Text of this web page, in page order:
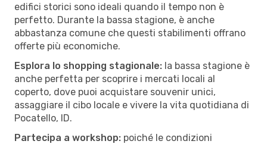
edifici storici sono ideali quando il tempo non è
perfetto. Durante la bassa stagione, è anche
abbastanza comune che questi stabilimenti offrano
offerte più economiche.
Esplora lo shopping stagionale: la bassa stagione è
anche perfetta per scoprire i mercati locali al
coperto, dove puoi acquistare souvenir unici,
assaggiare il cibo locale e vivere la vita quotidiana di
Pocatello, ID.
Partecipa a workshop: poiché le condizioni